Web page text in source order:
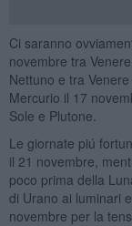
Ci saranno
novembre tra
Nettuno e tra
Mercurio il 17
Sole e Plutone.
Le giornate piú
il 21 novembre,
poco prima della
di Urano ai luminari
novembre per la